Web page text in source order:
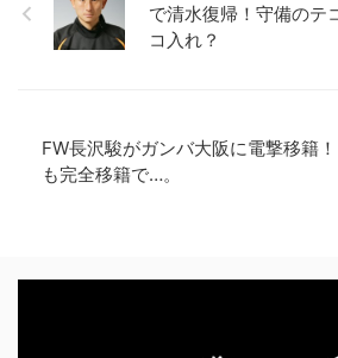
で清水復帰！守備のテ
コ入れ？
FW長沢駿がガンバ大阪に電撃移籍
も完全移籍で…。